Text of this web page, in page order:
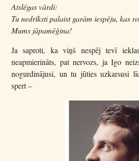
Atslēgas vārdi:
Tu nedrīksti palaist garām iespēju, kas
Mums jāpamēģina!
Ja saproti, ka viņš nespēj tevī
neapmierināts, pat nervozs, ja Igo
nogurdinājusi, un tu jūties uzkarsusi
spert –